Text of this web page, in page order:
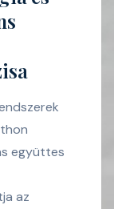
együttes
az